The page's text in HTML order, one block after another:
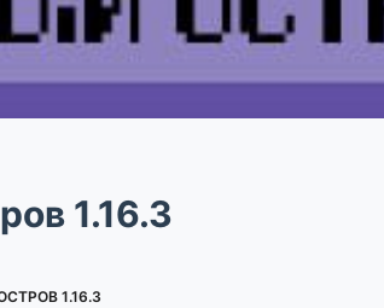
1.16.3
1.16.3